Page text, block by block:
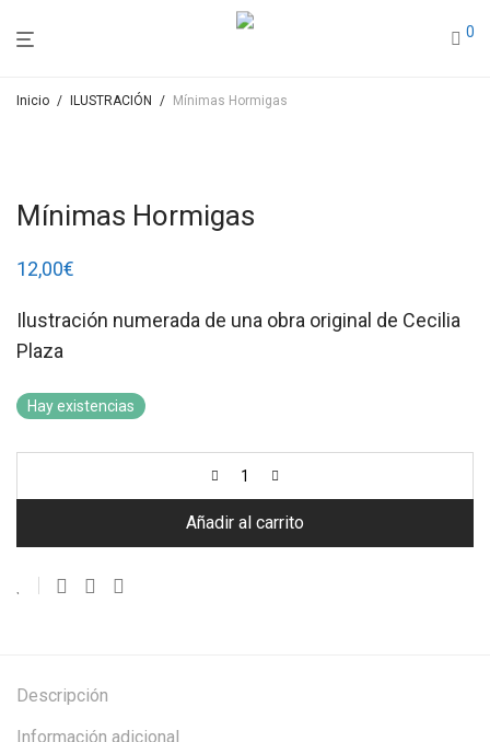
0
Inicio / ILUSTRACIÓN / Mínimas Hormigas
Mínimas Hormigas
12,00€
Ilustración numerada de una obra original de Cecilia
Plaza
Hay existencias
Añadir al carrito
Descripción
Información adicional